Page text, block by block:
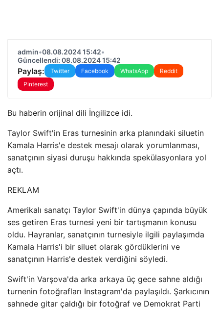
admin•08.08.2024 15:42•
Güncellendi: 08.08.2024 15:42
Paylaş: Twitter Facebook WhatsApp
Reddit
Pinterest
Bu haberin orijinal dili İngilizce idi.
Taylor Swift'in Eras turnesinin arka planındaki siluetin
Kamala Harris'e destek mesajı olarak yorumlanması,
sanatçının siyasi duruşu hakkında spekülasyonlara yol
açtı.
REKLAM
Amerikalı sanatçı Taylor Swift'in dünya çapında büyük
ses getiren Eras turnesi yeni bir tartışmanın konusu
oldu. Hayranlar, sanatçının turnesiyle ilgili paylaşımda
Kamala Harris'i bir siluet olarak gördüklerini ve
sanatçının Harris'e destek verdiğini söyledi.
Swift'in Varşova'da arka arkaya üç gece sahne aldığı
turnenin fotoğrafları Instagram'da paylaşıldı. Şarkıcının
sahnede gitar çaldığı bir fotoğraf ve Demokrat Parti